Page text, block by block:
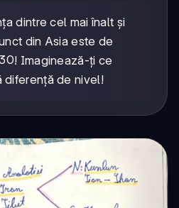
dintre cel mai înalt și
din Asia este de
! Imaginează-ți ce
diferență de nivel!